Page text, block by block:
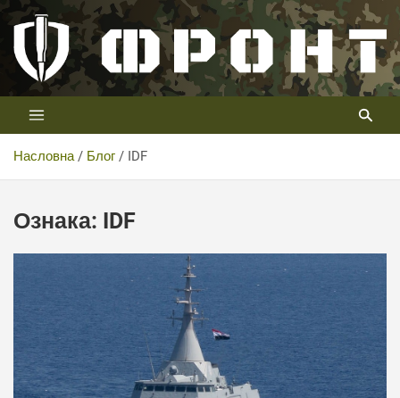
Скип
цонтент
Телевизија ФРОНТ
Први војни канал у Србији
Насловна Блог IDF
Ознака: IDF